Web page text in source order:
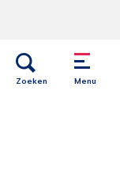
Open
Zoeken
Menu
links
Menu